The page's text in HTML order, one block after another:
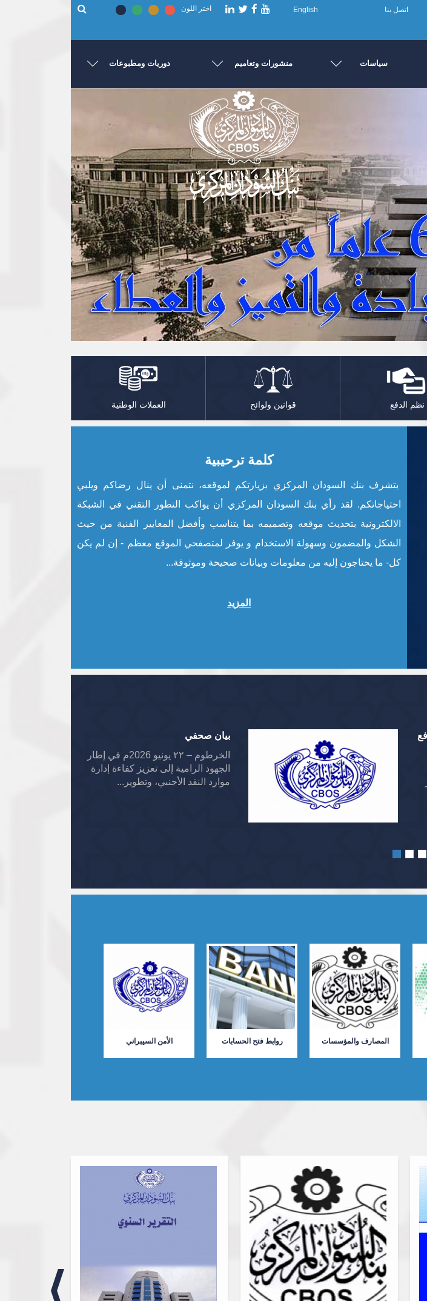
اتصل بنا English اختر اللون
سياسات منشورات وتعاميم دوريات ومطبوعات
العملات الوطنية قوانين ولوائح نظم الدفع
كلمة ترحيبية
يتشرف بنك السودان المركزي بزيارتكم لموقعه، نتمنى أن ينال رضاكم ويلبي
احتياجاتكم. لقد رأي بنك السودان المركزي أن يواكب التطور التقني في الشبكة
الالكترونية بتحديث موقعه وتصميمه بما يتناسب وأفضل المعايير الفنية من حيث
الشكل والمضمون وسهولة الاستخدام و يوفر لمتصفحي الموقع معظم - إن لم يكن
كل- ما يحتاجون إليه من معلومات وبيانات صحيحة وموثوقة...
المزيد
بيان صحفي
الخرطوم – ٢٢ يونيو 2026م في إطار
الجهود الرامية إلى تعزيز كفاءة إدارة
موارد النقد الأجنبي، وتطوير...
الأمن السيبراني روابط فتح الحسابات المصارف والمؤسسات